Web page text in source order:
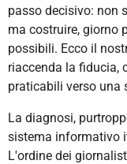
passo decisivo: non
ma costruire, giorno
possibili. Ecco il
riaccenda la fiducia,
praticabili verso una
La diagnosi,
sistema informativo
L'ordine dei